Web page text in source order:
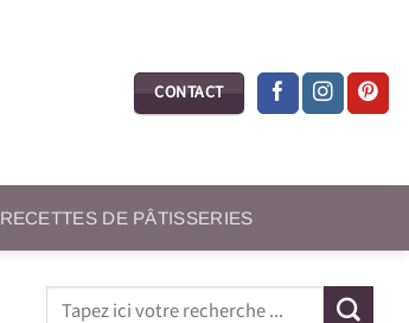
CONTACT
RECETTES DE PÂTISSERIES